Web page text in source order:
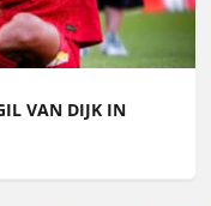
VAN DIJK IN